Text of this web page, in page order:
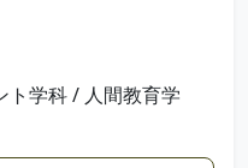
ト学科 / 人間教育学